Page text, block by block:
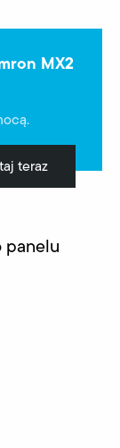
MX2
teraz
panelu